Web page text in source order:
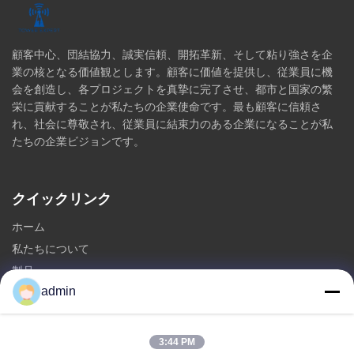
顧客中心、団結協力、誠実信頼、開拓革新、そして粘り強さを企
業の核となる価値観とします。顧客に価値を提供し、従業員に機
会を創造し、各プロジェクトを真摯に完了させ、都市と国家の繁
栄に貢献することが私たちの企業使命です。最も顧客に信頼さ
れ、社会に尊敬され、従業員に結束力のある企業になることが私
たちの企業ビジョンです。
クイックリンク
ホーム
私たちについて
製品
お問い合わせ
admin
3:44 PM